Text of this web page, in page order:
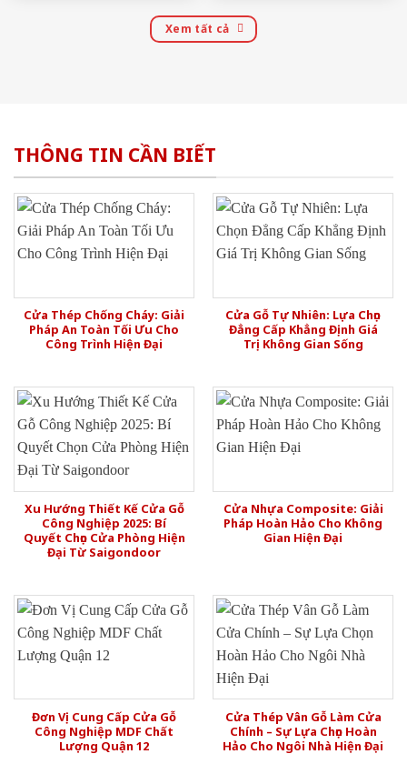
Xem tất cả
THÔNG TIN CẦN BIẾT
Cửa Thép Chống Cháy: Giải
Pháp An Toàn Tối Ưu Cho
Công Trình Hiện Đại
Cửa Gỗ Tự Nhiên: Lựa Chọn
Đẳng Cấp Khẳng Định Giá
Trị Không Gian Sống
Xu Hướng Thiết Kế Cửa Gỗ
Công Nghiệp 2025: Bí
Quyết Chọn Cửa Phòng Hiện
Đại Từ Saigondoor
Cửa Nhựa Composite: Giải
Pháp Hoàn Hảo Cho Không
Gian Hiện Đại
Đơn Vị Cung Cấp Cửa Gỗ
Công Nghiệp MDF Chất
Lượng Quận 12
Cửa Thép Vân Gỗ Làm Cửa
Chính – Sự Lựa Chọn Hoàn
Hảo Cho Ngôi Nhà Hiện Đại